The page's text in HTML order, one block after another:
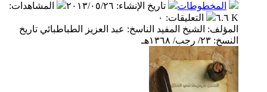
المخطوطات
تاريخ الإنشاء: ٢٠١٣/٠٥/٢٦ المشاهدات:
٦.٦ K
التعليقات: ٠
المؤلف: الشيخ المفيد الناسخ: عبد العزيز الطباطبائي تاريخ
النسخ: ٢٣/ رجب/ ١٣٦٨هـ